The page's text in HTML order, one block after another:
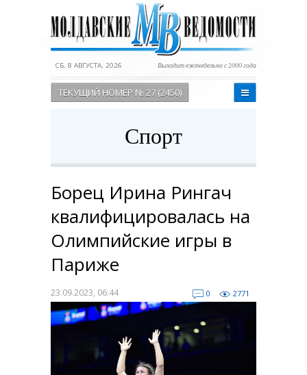
СБ, 8 АВГУСТА, 2026 Выходит еженедельно с 2000 года
ТЕКУЩИЙ НОМЕР № 27 (2450)
Спорт
Борец Ирина Рингач
квалифицировалась на
Олимпийские игры в
Париже
23.09.2023, 06:44 0 2771